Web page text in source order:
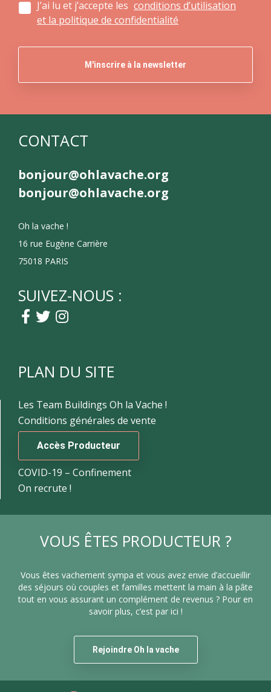
J’ai lu et j’accepte les conditions d’utilisation
et la politique de confidentialité
CONTACT
bonjour@ohlavache.org
bonjour@ohlavache.org
Oh la vache !
16 rue Eugène Carrière
75018 PARIS
SUIVEZ-NOUS :
PLAN DU SITE
Les Team Buildings Oh la Vache !
Conditions générales de vente
Accès Producteur
COVID-19 – Confinement
On recrute !
VOUS ÊTES PRODUCTEUR ?
Vous êtes vachement sympa et vous avez envie d’accueillir
des séjours où couples et familles mettent la main à la pâte
tout en vous assurant un complément de revenus ? Pour en
savoir plus, c’est par ici !
Rejoindre Oh la vache